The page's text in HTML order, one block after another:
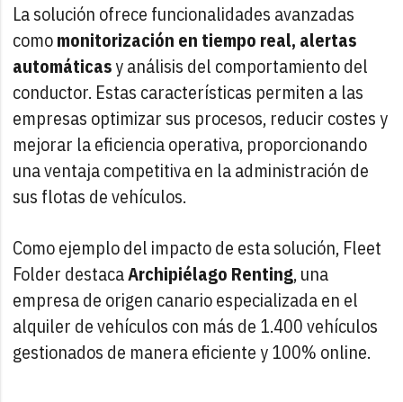
La solución ofrece funcionalidades avanzadas
comomonitorización en tiempo real, alertas
automáticasy análisis del comportamiento del
conductor. Estas características permiten a las
empresas optimizar sus procesos, reducir costes y
mejorar la eficiencia operativa, proporcionando
una ventaja competitiva en la administración de
sus flotas de vehículos.
Como ejemplo del impacto de esta solución, Fleet
Folder destacaArchipiélago Renting, una
empresa de origen canario especializada en el
alquiler de vehículos con más de 1.400 vehículos
gestionados de manera eficiente y 100% online.